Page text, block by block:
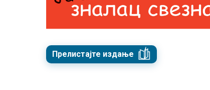
Прелистајте издање